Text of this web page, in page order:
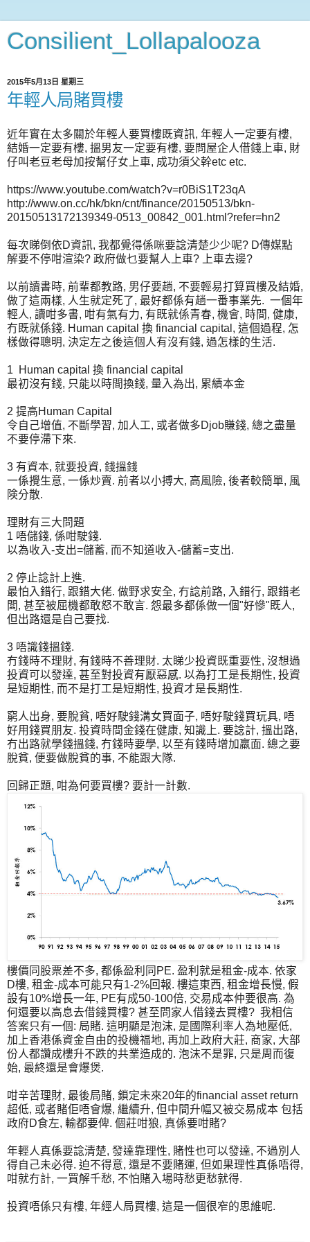
Consilient_Lollapalooza
2015年5月13日 星期三
年輕人局賭買樓
近年實在太多關於年輕人要買樓既資訊, 年輕人一定要有樓,
結婚一定要有樓, 搵男友一定要有樓, 要問屋企人借錢上車, 財
仔叫老豆老母加按幫仔女上車, 成功須父幹etc etc.
https://www.youtube.com/watch?v=r0BiS1T23qA
http://www.on.cc/hk/bkn/cnt/finance/20150513/bkn-
20150513172139349-0513_00842_001.html?refer=hn2
每次睇倒依D資訊, 我都覺得係咪要諗清楚少少呢? D傳媒點
解要不停咁渲染? 政府做乜要幫人上車? 上車去邊?
以前讀書時, 前輩都教路, 男仔要趟, 不要輕易打算買樓及結婚,
做了這兩樣, 人生就定死了, 最好都係有趟一番事業先. 一個年
輕人, 讀咁多書, 咁有氣有力, 有既就係青春, 機會, 時間, 健康,
冇既就係錢. Human capital 換 financial capital, 這個過程, 怎
樣做得聰明, 決定左之後這個人有沒有錢, 過怎樣的生活.
1 Human capital 換 financial capital
最初沒有錢, 只能以時間換錢, 量入為出, 累績本金
2 提高Human Capital
令自己增值, 不斷學習, 加人工, 或者做多Djob賺錢, 總之盡量
不要停滯下來.
3 有資本, 就要投資, 錢搵錢
一係攪生意, 一係炒賣. 前者以小搏大, 高風險, 後者較簡單, 風
険分散.
理財有三大問題
1 唔儲錢, 係咁駛錢.
以為收入-支出=儲蓄, 而不知道收入-儲蓄=支出.
2 停止諗計上進.
最怕入錯行, 跟錯大佬. 做野求安全, 冇諗前路, 入錯行, 跟錯老
闆, 甚至被屈機都敢怒不敢言. 怨最多都係做一個"好慘"既人,
但出路還是自己要找.
3 唔識錢搵錢.
冇錢時不理財, 有錢時不善理財. 太睇少投資既重要性, 沒想過
投資可以發達, 甚至對投資有厭惡感. 以為打工是長期性, 投資
是短期性, 而不是打工是短期性, 投資才是長期性.
窮人出身, 要脫貧, 唔好駛錢溝女買面子, 唔好駛錢買玩具, 唔
好用錢買朋友. 投資時間金錢在健康, 知識上. 要諗計, 搵出路,
冇出路就學錢搵錢, 冇錢時要學, 以至有錢時增加羸面. 總之要
脫貧, 便要做脫貧的事, 不能跟大隊.
回歸正題, 咁為何要買樓? 要計一計數.
樓價同股票差不多, 都係盈利同PE. 盈利就是租金-成本. 依家
D樓, 租金-成本可能只有1-2%回報. 樓這東西, 租金增長慢, 假
設有10%增長一年, PE有成50-100倍, 交易成本仲要很高. 為
何還要以高息去借錢買樓? 甚至問家人借錢去買樓? 我相信
答案只有一個: 局賭. 這明顯是泡沫, 是國際利率人為地壓低,
加上香港係資金自由的投機福地, 再加上政府大莊, 商家, 大部
份人都讚成樓升不跌的共業造成的. 泡沫不是罪, 只是周而復
始, 最終還是會爆煲.
咁辛苦理財, 最後局賭, 鎖定未來20年的financial asset return
超低, 或者賭佢唔會爆, 繼續升, 但中間升幅又被交易成本 包括
政府D食左, 輸都要俾. 個莊咁狼, 真係要咁賭?
年輕人真係要諗清楚, 發達靠理性, 賭性也可以發達, 不過別人
得自己未必得. 迫不得意, 還是不要賭運, 但如果理性真係唔得,
咁就冇計, 一買解千愁, 不怕賭入場時愁更愁就得.
投資唔係只有樓, 年經人局買樓, 這是一個很窄的思維呢.